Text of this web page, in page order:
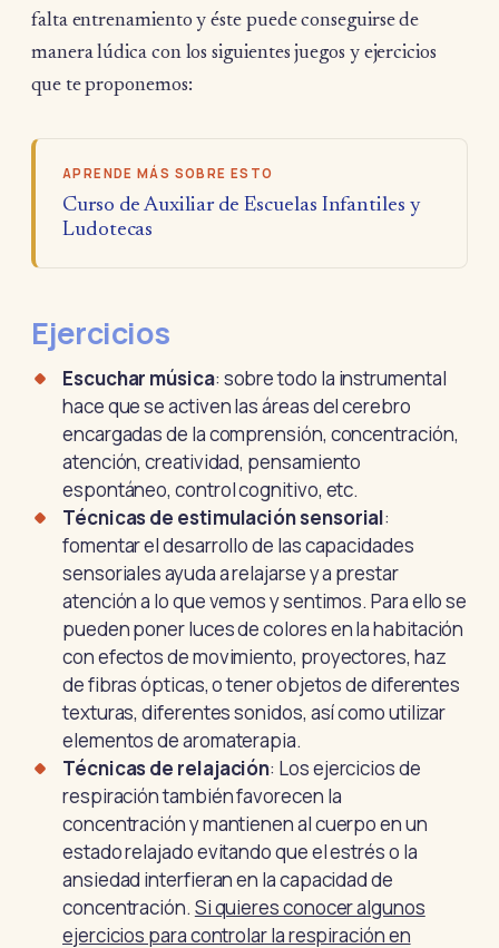
falta entrenamiento y éste puede conseguirse de
manera lúdica con los siguientes juegos y ejercicios
que te proponemos:
APRENDE MÁS SOBRE ESTO
Curso de Auxiliar de Escuelas Infantiles y
Ludotecas
Ejercicios
Escuchar música: sobre todo la instrumental
hace que se activen las áreas del cerebro
encargadas de la comprensión, concentración,
atención, creatividad, pensamiento
espontáneo, control cognitivo, etc.
Técnicas de estimulación sensorial:
fomentar el desarrollo de las capacidades
sensoriales ayuda a relajarse y a prestar
atención a lo que vemos y sentimos. Para ello se
pueden poner luces de colores en la habitación
con efectos de movimiento, proyectores, haz
de fibras ópticas, o tener objetos de diferentes
texturas, diferentes sonidos, así como utilizar
elementos de aromaterapia.
Técnicas de relajación: Los ejercicios de
respiración también favorecen la
concentración y mantienen al cuerpo en un
estado relajado evitando que el estrés o la
ansiedad interfieran en la capacidad de
concentración. Si quieres conocer algunos
ejercicios para controlar la respiración en